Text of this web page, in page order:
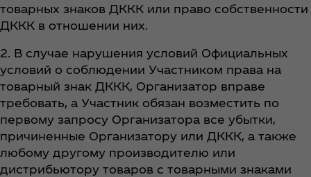
товарных знаков ДККК или право собственности
ДККК в отношении них.
2. В случае нарушения условий Официальных
условий о соблюдении Участником права на
товарный знак ДККК, Организатор вправе
требовать, а Участник обязан возместить по
первому запросу Организатора все убытки,
причиненные Организатору или ДККК, а также
любому другому производителю или
дистрибьютору товаров с товарными знаками